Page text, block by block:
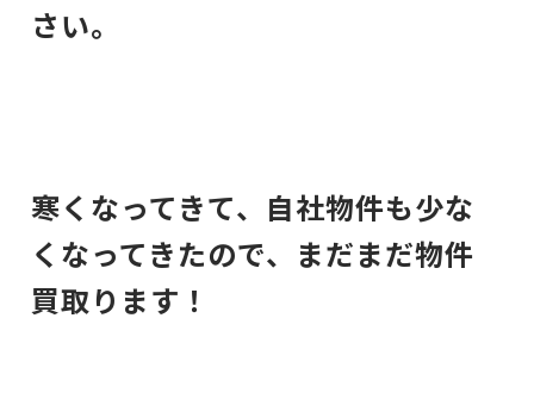
さい。
寒くなってきて、自社物件も少な
くなってきたので、まだまだ物件
買取ります！